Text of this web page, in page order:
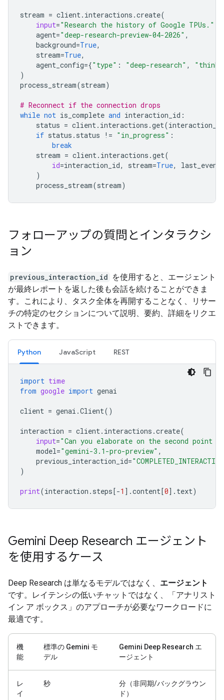
stream = client. interactions .create(
input="Research the history of Google TPUs."
agent="deep-research-preview-04-2026" ,
background=True,
stream=True,
agent_config={"type" : "deep-research" ,
)
process_stream(stream)
# Reconnect if the connection drops
while not is_complete and interaction_id :
status = client. interactions .get(interaction_id
if status . status != "in_progress" :
break
stream = client. interactions .get(
id=interaction_id, stream=True,
)
process_stream(stream)
フォローアップの質問とインタラクシ
ョン
previous_interaction_id を使用すると、エージェント
が最終レポートを返した後も会話を続けることができま
す。これにより、タスク全体を再開することなく、リサー
チの特定のセクションについて説明、要約、詳細をリクエ
ストできます。
Python JavaScript REST
import time
from google import genai
client = genai .Client()
interaction = client. interactions .create(
input="Can you elaborate on the second point
model="gemini-3.1-pro-preview" ,
previous_interaction_id=
)
print(interaction . steps[-1 ] .content[0] . text)
Gemini Deep Research エージェント
を使用するケース
Deep Research は単なるモデルではなく、 エージェント
です。レイテンシの低いチャットではなく、「アナリスト
イン ア ボックス」のアプローチが必要なワークロードに
最適です。
機
能
標準の Gemini モ
デル
Gemini Deep Research エ
ージェント
レ
イ
秒
分（非同期/バックグラウン
ド）